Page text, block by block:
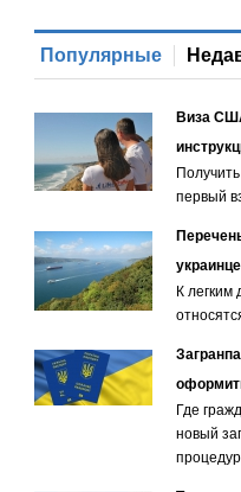
Популярные
Виза
первый
К
Где
новый